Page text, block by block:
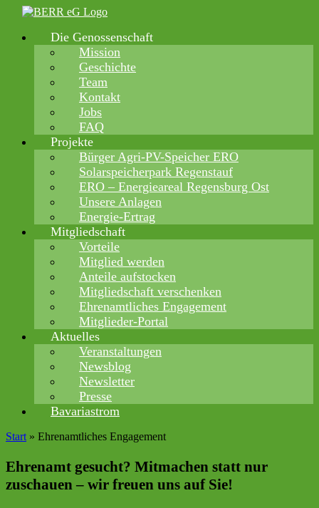
Zum
springen
Die Genossenschaft
Mission
Geschichte
Team
Kontakt
Jobs
FAQ
Projekte
Bürger Agri-PV-Speicher ERO
Solarspeicherpark Regenstauf
ERO – Energieareal Regensburg Ost
Unsere Anlagen
Energie-Ertrag
Mitgliedschaft
Vorteile
Mitglied werden
Anteile aufstocken
Mitgliedschaft verschenken
Ehrenamtliches Engagement
Mitglieder-Portal
Aktuelles
Veranstaltungen
Newsblog
Newsletter
Presse
Bavariastrom
Start » Ehrenamtliches Engagement
Ehrenamt gesucht? Mitmachen statt nur
zuschauen – wir freuen uns auf Sie!